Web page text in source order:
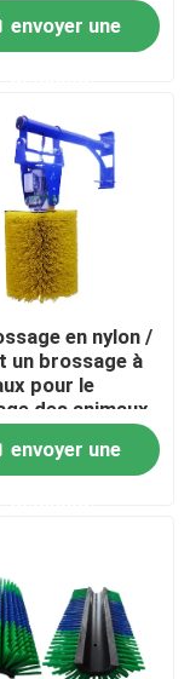
envoyer une
en nylon /
un brossage à
pour le
des animaux
envoyer une